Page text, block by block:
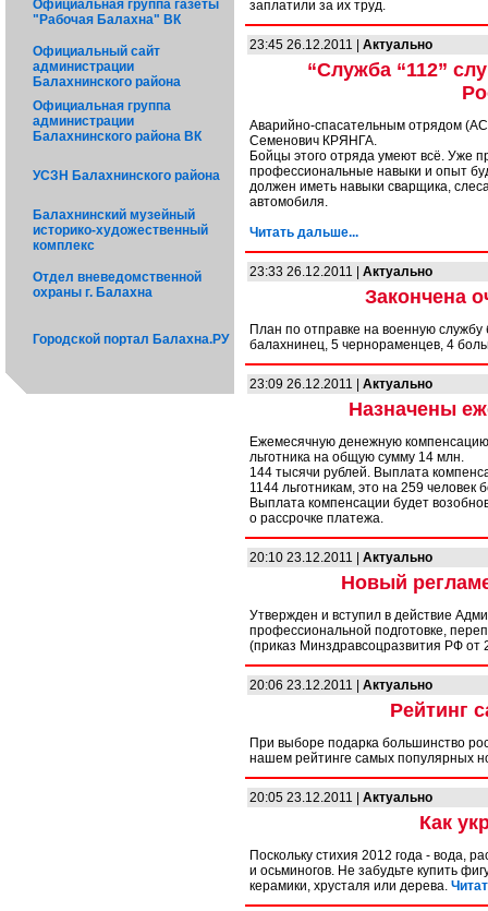
Официальная группа газеты
"Рабочая Балахна" ВК
Официальный сайт
администрации
Балахнинского района
Официальная группа
администрации
Балахнинского района ВК
УСЗН Балахнинского района
Балахнинский музейный
историко-художественный
комплекс
Отдел вневедомственной
охраны г. Балахна
Городской портал Балахна.РУ
заплатили за их труд.
23:45 26.12.2011 | Актуально
“Служба “112”
Аварийно-спасательным отрядом
Семенович КРЯНГА.
Бойцы этого отряда умеют всё. Уже
профессиональные навыки и опыт
должен иметь навыки сварщика,
автомобиля.
Читать дальше...
23:33 26.12.2011 | Актуально
Закончена
План по отправке на военную
балахнинец, 5 чернораменцев, 4
23:09 26.12.2011 | Актуально
Назначены
Ежемесячную денежную
льготника на общую сумму 14 млн.
144 тысячи рублей. Выплата
1144 льготникам, это на 259 человек
Выплата компенсации будет
о рассрочке платежа.
20:10 23.12.2011 | Актуально
Новый
Утвержден и вступил в действие
профессиональной подготовке,
(приказ Минздравсоцразвития РФ
20:06 23.12.2011 | Актуально
Рейтинг
При выборе подарка большинство
нашем рейтинге самых популярных
20:05 23.12.2011 | Актуально
Как
Поскольку стихия 2012 года - вода,
и осьминогов. Не забудьте купить
керамики, хрусталя или дерева.